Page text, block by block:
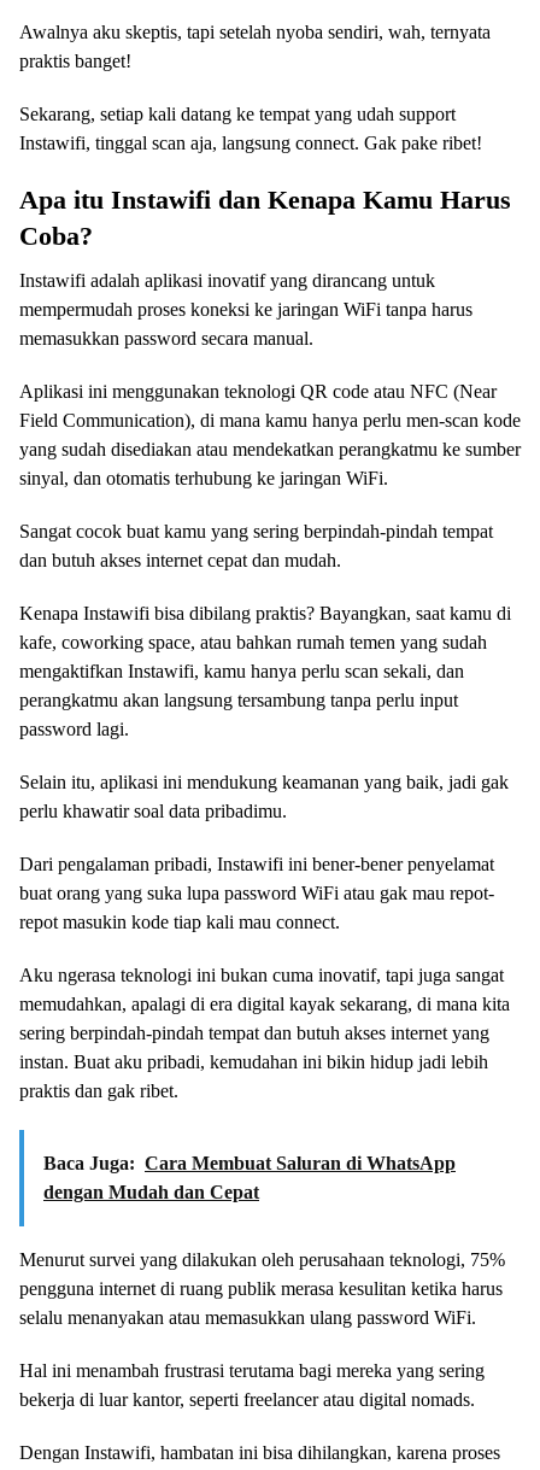
Awalnya aku skeptis, tapi setelah nyoba sendiri, wah, ternyata
praktis banget!
Sekarang, setiap kali datang ke tempat yang udah support
Instawifi, tinggal scan aja, langsung connect. Gak pake ribet!
Apa itu Instawifi dan Kenapa Kamu Harus
Coba?
Instawifi adalah aplikasi inovatif yang dirancang untuk
mempermudah proses koneksi ke jaringan WiFi tanpa harus
memasukkan password secara manual.
Aplikasi ini menggunakan teknologi QR code atau NFC (Near
Field Communication), di mana kamu hanya perlu men-scan kode
yang sudah disediakan atau mendekatkan perangkatmu ke sumber
sinyal, dan otomatis terhubung ke jaringan WiFi.
Sangat cocok buat kamu yang sering berpindah-pindah tempat
dan butuh akses internet cepat dan mudah.
Kenapa Instawifi bisa dibilang praktis? Bayangkan, saat kamu di
kafe, coworking space, atau bahkan rumah temen yang sudah
mengaktifkan Instawifi, kamu hanya perlu scan sekali, dan
perangkatmu akan langsung tersambung tanpa perlu input
password lagi.
Selain itu, aplikasi ini mendukung keamanan yang baik, jadi gak
perlu khawatir soal data pribadimu.
Dari pengalaman pribadi, Instawifi ini bener-bener penyelamat
buat orang yang suka lupa password WiFi atau gak mau repot-
repot masukin kode tiap kali mau connect.
Aku ngerasa teknologi ini bukan cuma inovatif, tapi juga sangat
memudahkan, apalagi di era digital kayak sekarang, di mana kita
sering berpindah-pindah tempat dan butuh akses internet yang
instan. Buat aku pribadi, kemudahan ini bikin hidup jadi lebih
praktis dan gak ribet.
Baca Juga: Cara Membuat Saluran di WhatsApp
dengan Mudah dan Cepat
Menurut survei yang dilakukan oleh perusahaan teknologi, 75%
pengguna internet di ruang publik merasa kesulitan ketika harus
selalu menanyakan atau memasukkan ulang password WiFi.
Hal ini menambah frustrasi terutama bagi mereka yang sering
bekerja di luar kantor, seperti freelancer atau digital nomads.
Dengan Instawifi, hambatan ini bisa dihilangkan, karena proses